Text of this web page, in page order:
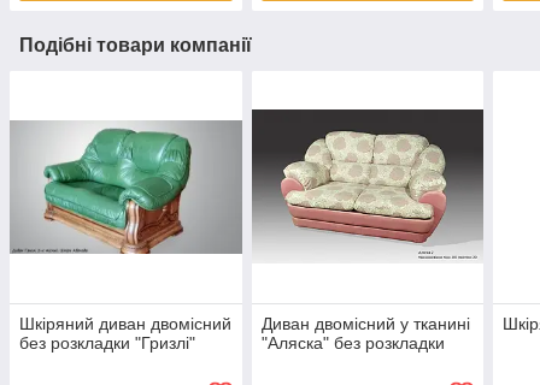
Подібні товари компанії
Шкіряний диван двомісний
без розкладки "Гризлі"
Диван двомісний у тканині
"Аляска" без розкладки